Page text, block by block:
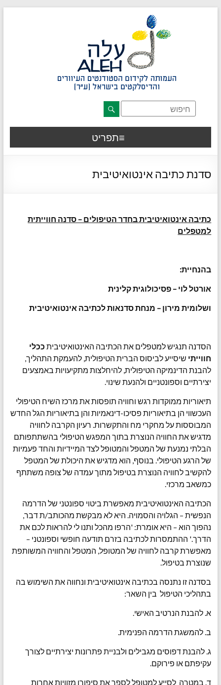
דלג לתוכן רצוי/Skip to content
חלק תחתון באתר
תפריט
סדנת כתיבה אינטואיטיבית
כתיבה אינטואיטיבית בחדר הטיפולים – סדנה חווייתית
למטפלים
בהנחיית:
אורטל לוי – פסיכולוגית קלינית
ושלומית מירון – מנחת סדנאות לכתיבה אינטואיטיבית
הסדנה תנגיש למטפלים את הכתיבה האינטואיטיבית ככלי
חווייתי שיסייע לביסוס הברית הטיפולית, להעמקת התהליך,
להבנת הדינמיקה הטיפולית, להיחלצות מתקיעויות באמצעים
יצירתיים וספונטניים ולהנעת שינוי.
תיאוריות ממוקדות רגש וחוויה תופסות את מרכז השיח הטיפולי
העכשווי הן בתיאוריות פסיכו-דינאמיות והן בתיאוריות הגל החדש
המבוססות על מחקרי מח והתקשרות. רעיון הקרבה לחוויה
מדגיש את החוויה הנוצרת בתוך המפגש הטיפולי בהשתתפותם
הבלתי נמנעת של המטפל והמטופל לצד המיידיות והחד פעמיות
של הרגע הטיפולי. בנוסף, הוא מדגיש את היכולת של המטפל
להקשיב לחוויה הנוצרת בטיפול מתוך עמדה של צופה משתתף
כמשאב מרכזי.
הכתיבה האינטואיטיבית מאפשרת ביטוי ספונטני של הדרמה
הנפשית – הגלויה והסמויה. היא לא מבקשת מהכותב/ת דבר,
נהפוך הוא – היא אומרת: 'הרפו מהכל ותנו לי להראות לכם את
הדרך.' ההתמסרות לכתיבה בזרם תודעה חופשי וספונטני –
מאפשרת קרבה לחוויה של המטופל, המטפל והחוויה המשותפת
שנוצרת בטיפול.
בסדנה זו נתנסה בכתיבה אינטואיטיבית ונחווה את השימוש בה
בתהליכי הטיפול בין השאר:
א. להבנת הנרטיב האישי.
ב. להמשגת הדרמה הפנימית.
ג. להבנת דפוסים מגבילים ולבניית פתרונות יצירתיים לצורך
עקיפתם או פירוקם.
ד. במטרה לסייע למטופל לספר את סיפורו מזוויות אחרות